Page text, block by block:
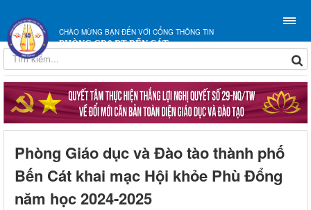
CHÀO MỪNG BẠN ĐẾN VỚI CỔNG THÔNG TIN
PHÒNG GD&ĐT BẾN CÁT
Phòng Giáo dục và Đào tào thành phố
Bến Cát khai mạc Hội khỏe Phù Đổng
năm học 2024-2025